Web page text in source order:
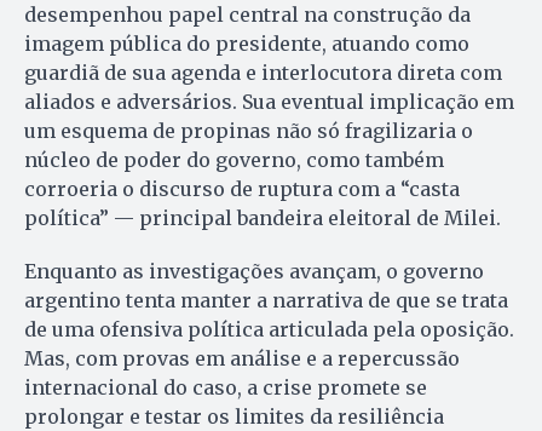
desempenhou papel central na construção da
imagem pública do presidente, atuando como
guardiã de sua agenda e interlocutora direta com
aliados e adversários. Sua eventual implicação em
um esquema de propinas não só fragilizaria o
núcleo de poder do governo, como também
corroeria o discurso de ruptura com a “casta
política” — principal bandeira eleitoral de Milei.
Enquanto as investigações avançam, o governo
argentino tenta manter a narrativa de que se trata
de uma ofensiva política articulada pela oposição.
Mas, com provas em análise e a repercussão
internacional do caso, a crise promete se
prolongar e testar os limites da resiliência